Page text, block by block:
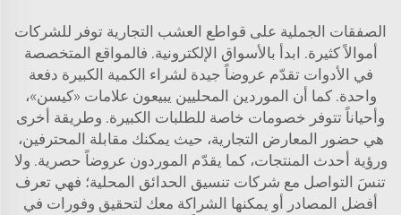
الصفقات الجملية على قواطع العشب التجارية توفر للشركات
أموالاً كثيرة. ابدأ بالأسواق الإلكترونية. فالمواقع المتخصصة
في الأدوات تقدّم عروضاً جيدة لشراء الكمية الكبيرة دفعة
واحدة. كما أن الموردين المحليين يبيعون علامات «كيسن»،
وأحياناً تتوفر خصومات خاصة للطلبات الكبيرة. وطريقة أخرى
هي حضور المعارض التجارية، حيث يمكنك مقابلة المحترفين،
ورؤية أحدث المنتجات، كما يقدّم الموردون عروضاً حصرية. ولا
تنسَ التواصل مع شركات تنسيق الحدائق المحلية؛ فهي تعرف
أفضل المصادر أو يمكنها الشراكة معك لتحقيق وفورات في